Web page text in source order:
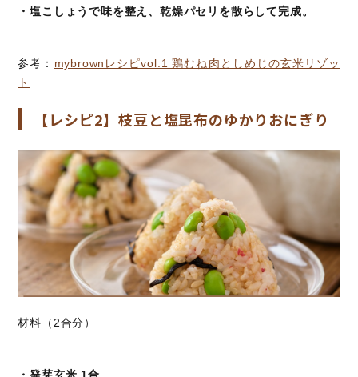
・塩こしょうで味を整え、乾燥パセリを散らして完成。
参考： mybrownレシピvol.1 鶏むね肉としめじの玄米リゾッ
ト
【レシピ2】枝豆と塩昆布のゆかりおにぎり
材料（2合分）